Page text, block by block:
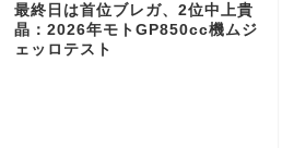
最終日は首位ブレガ、2位中上貴
晶：2026年モトGP850cc機ムジ
ェッロテスト